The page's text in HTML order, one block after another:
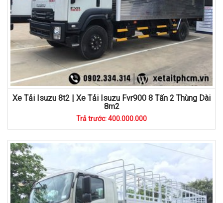
Xe Tải Isuzu 8t2 | Xe Tải Isuzu Fvr900 8 Tấn 2 Thùng Dài
8m2
Trả trước: 400.000.000